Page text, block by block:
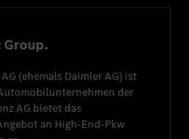
(ehemals Daimler AG) ist
der
AG bietet das
an High-End-Pkw